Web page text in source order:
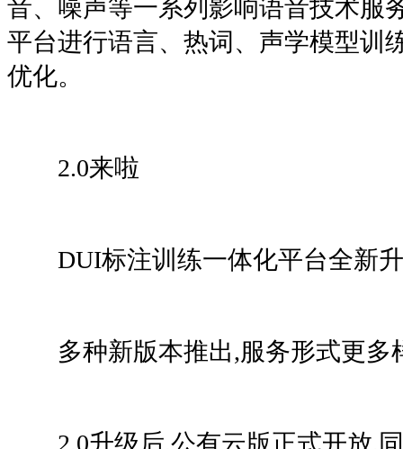
音、噪声等一系列影响语音技术服
平台进行语言、热词、声学模型训
优化。
2.0来啦
DUI标注训练一体化平台全新
多种新版本推出,服务形式更多
2.0升级后,公有云版正式开放,同